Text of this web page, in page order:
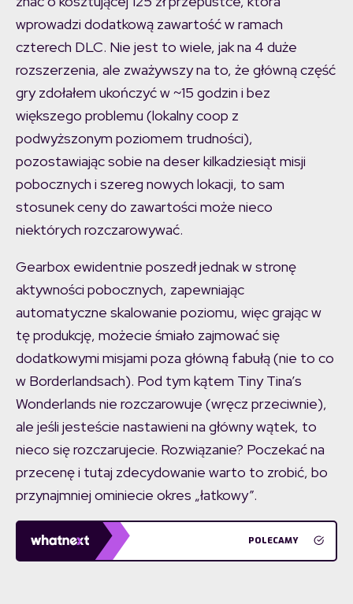
wprowadzi dodatkową zawartość w ramach
czterech DLC. Nie jest to wiele, jak na 4 duże
rozszerzenia, ale zważywszy na to, że główną część
gry zdołałem ukończyć w ~15 godzin i bez
większego problemu (lokalny coop z
podwyższonym poziomem trudności),
pozostawiając sobie na deser kilkadziesiąt misji
pobocznych i szereg nowych lokacji, to sam
stosunek ceny do zawartości może nieco
niektórych rozczarowywać.
Gearbox ewidentnie poszedł jednak w stronę
aktywności pobocznych, zapewniając
automatyczne skalowanie poziomu, więc grając w
tę produkcję, możecie śmiało zajmować się
dodatkowymi misjami poza główną fabułą (nie to co
w Borderlandsach). Pod tym kątem Tiny Tina’s
Wonderlands nie rozczarowuje (wręcz przeciwnie),
ale jeśli jesteście nastawieni na główny wątek, to
nieco się rozczarujecie. Rozwiązanie? Poczekać na
przecenę i tutaj zdecydowanie warto to zrobić, bo
przynajmniej ominiecie okres „łatkowy”.
POLECAMY